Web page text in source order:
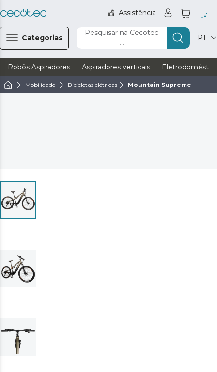
Assistência
Categorias
Pesquisar na Cecotec
...
PT
Robôs Aspiradores Aspiradores verticais
Mobilidade Bicicletas elétricas Mountain Supreme